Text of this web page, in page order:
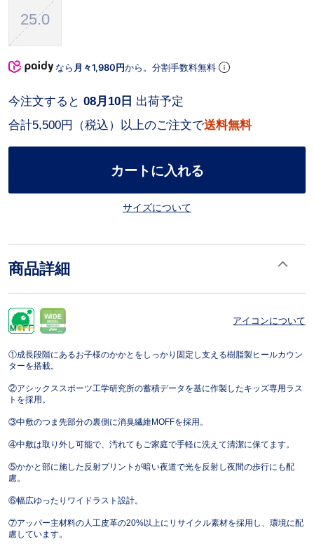
25.0
なら 月々1,980円から。分割手数料無料
合計5,500円（税込）以上のご注文で送料無料
今注文すると 08月10日 出荷予定
カートに入れる
サイズについて
商品詳細
アイコンについて
①成長段階にあるお子様のかかとをしっかり固定し支える樹脂製ヒールカウン
ターを搭載。
②アシックススポーツ工学研究所の蓄積データを基に作製したキッズ専用ラス
トを採用。
③中敷のつま先部分の裏側に消臭繊維MOFFを採用。
④中敷は取り外し可能で、汚れてもご家庭で手軽に洗えて清潔に保てます。
⑤かかと部に施した反射プリントが暗い夜道で光を反射し夜間の歩行にも配
慮。
⑥幅広ゆったりワイドラスト設計。
⑦アッパー主材料の人工皮革の20%以上にリサイクル素材を採用し、環境に配
慮しています。